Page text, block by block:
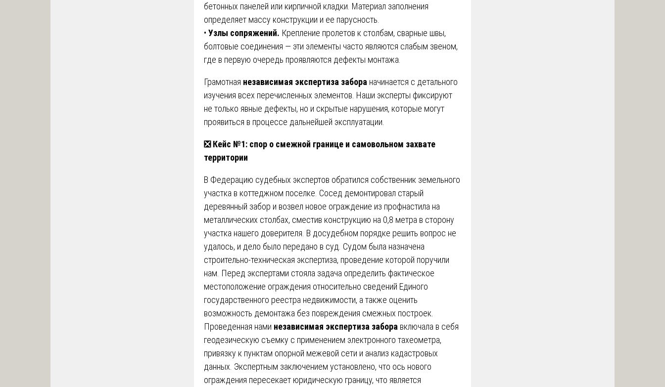
бетонных панелей или кирпичной кладки. Материал заполнения
определяет массу конструкции и ее парусность.
• Узлы сопряжений. Крепление пролетов к столбам, сварные швы,
болтовые соединения — эти элементы часто являются слабым звеном,
где в первую очередь проявляются дефекты монтажа.
Грамотная независимая экспертиза забора начинается с детального
изучения всех перечисленных элементов. Наши эксперты фиксируют
не только явные дефекты, но и скрытые нарушения, которые могут
проявиться в процессе дальнейшей эксплуатации.
❎Кейс №1: спор о смежной границе и самовольном захвате
территории
В Федерацию судебных экспертов обратился собственник земельного
участка в коттеджном поселке. Сосед демонтировал старый
деревянный забор и возвел новое ограждение из профнастила на
металлических столбах, сместив конструкцию на 0,8 метра в сторону
участка нашего доверителя. В досудебном порядке решить вопрос не
удалось, и дело было передано в суд. Судом была назначена
строительно-техническая экспертиза, проведение которой поручили
нам. Перед экспертами стояла задача определить фактическое
местоположение ограждения относительно сведений Единого
государственного реестра недвижимости, а также оценить
возможность демонтажа без повреждения смежных построек.
Проведенная нами независимая экспертиза забора включала в себя
геодезическую съемку с применением электронного тахеометра,
привязку к пунктам опорной межевой сети и анализ кадастровых
данных. Экспертным заключением установлено, что ось нового
ограждения пересекает юридическую границу, что является